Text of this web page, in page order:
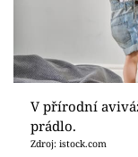
V přírodní
prádlo.
Zdroj: istock.com